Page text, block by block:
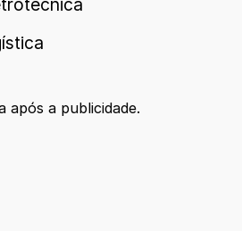
após a publicidade.